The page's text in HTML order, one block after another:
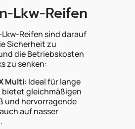
Lkw-Reifen
Lkw-Reifen sind darauf
Sicherheit zu
die Betriebskosten
zu senken:
Multi: Ideal für lange
bietet gleichmäßigen
und hervorragende
auf nasser